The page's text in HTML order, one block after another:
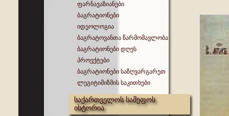
ფარნავაზიანები
ბაგრატიონები
იდეოლოგია
ბაგრატოვანთა წარმომავლობა
ბაგრატიონები დღეს
პროექტები
ბაგრატიონები საზღვარგარეთ
ლეგიტიმიზმის საკითხები
საქართველოს სამეფოს
ისტორია